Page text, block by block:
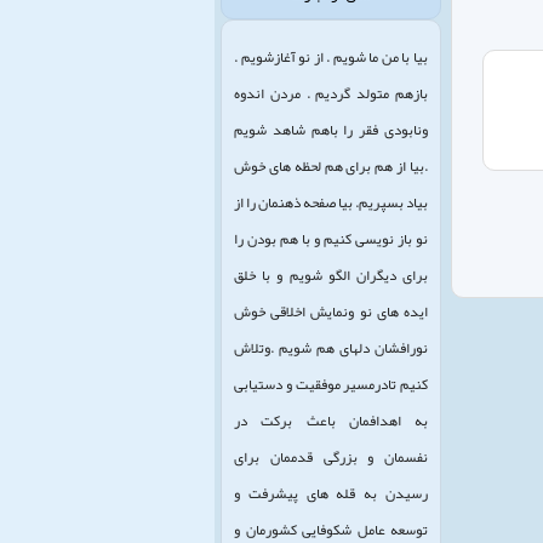
بیا با من ما شویم . از نو آغازشویم .
بازهم متولد گردیم . مردن اندوه
ونابودی فقر را باهم شاهد شویم
.بیا از هم برای هم لحظه های خوش
بیاد بسپریم. بیا صفحه ذهنمان را از
نو باز نویسی کنیم و با هم بودن را
برای دیگران الگو شویم و با خلق
ایده های نو ونمایش اخلاقی خوش
نورافشان دلهای هم شویم .وتلاش
کنیم تادرمسیر موفقیت و دستیابی
به اهدافمان باعث برکت در
نفسمان و بزرگی قدممان برای
رسیدن به قله های پیشرفت و
توسعه عامل شکوفایی کشورمان و